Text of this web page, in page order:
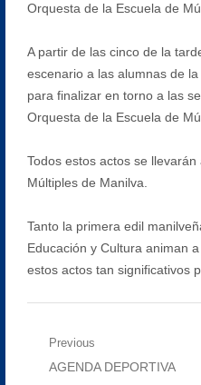
Orquesta de la Escuela de
A partir de las cinco de la
escenario a las alumnas de
para finalizar en torno a las
Orquesta de la Escuela de
Todos estos actos se
Múltiples de Manilva.
Tanto la primera edil
Educación y Cultura animan
estos actos tan significativos
Navegación
Previous
Previous
AGENDA DEPORTIVA